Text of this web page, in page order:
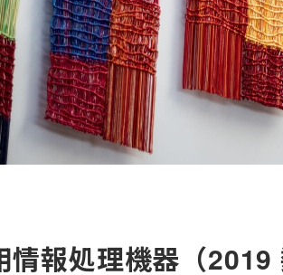
情報処理機器（